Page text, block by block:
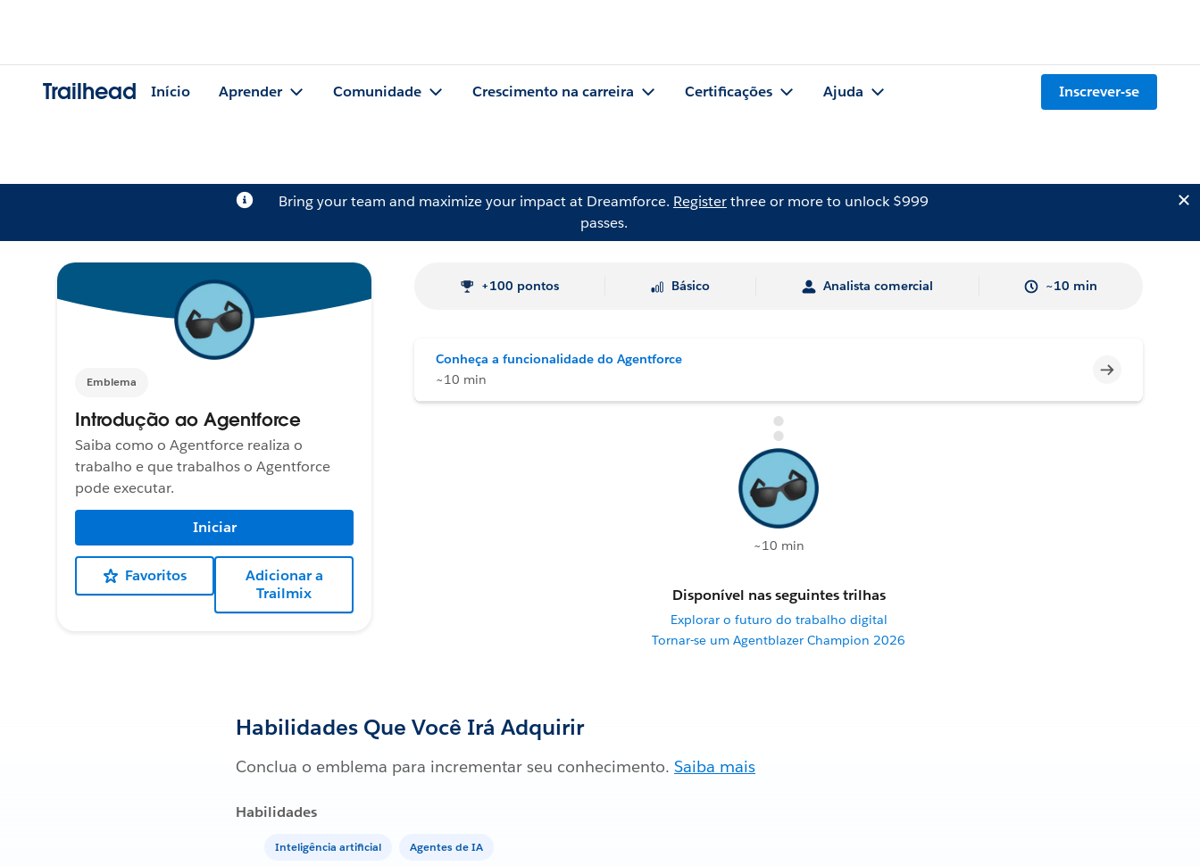
Trailhead Início Aprender Comunidade Crescimento na carreira Certificações Ajuda Inscrever-se
Bring your team and maximize your impact at Dreamforce. Registerthree or more to unlock $999
passes.
Emblema
Introdução ao Agentforce
Saiba como o Agentforce realiza o
trabalho e que trabalhos o Agentforce
pode executar.
Iniciar
Favoritos
Adicionar a
Trailmix
+100 pontos Básico Analista comercial ~10 min
Conheça a funcionalidade do Agentforce
~10 min
Incompleto
~10 min
Disponível nas seguintes trilhas
Explorar o futuro do trabalho digital
Tornar-se um Agentblazer Champion 2026
Habilidades Que Você Irá Adquirir
Conclua o emblema para incrementar seu conhecimento. Saiba mais
Habilidades
Inteligência artificial Agentes de IA